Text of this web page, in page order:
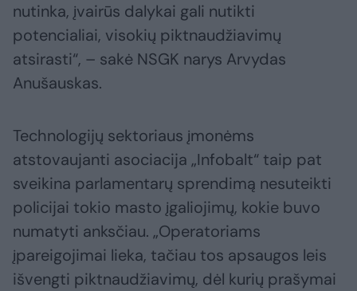
nutinka, įvairūs dalykai gali nutikti
potencialiai, visokių piktnaudžiavimų
atsirasti“, – sakė NSGK narys Arvydas
Anušauskas.
Technologijų sektoriaus įmonėms
atstovaujanti asociacija „Infobalt“ taip pat
sveikina parlamentarų sprendimą nesuteikti
policijai tokio masto įgaliojimų, kokie buvo
numatyti anksčiau. „Operatoriams
įpareigojimai lieka, tačiau tos apsaugos leis
išvengti piktnaudžiavimų, dėl kurių prašymai